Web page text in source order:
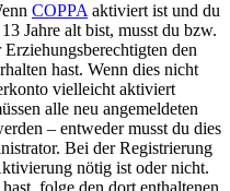
COPPA aktiviert ist und du
Jahre alt bist, musst du bzw.
den
hast. Wenn dies nicht
vielleicht aktiviert
alle neu angemeldeten
– entweder musst du dies
Bei der Registrierung
nötig ist oder nicht.
folge den dort enthaltenen